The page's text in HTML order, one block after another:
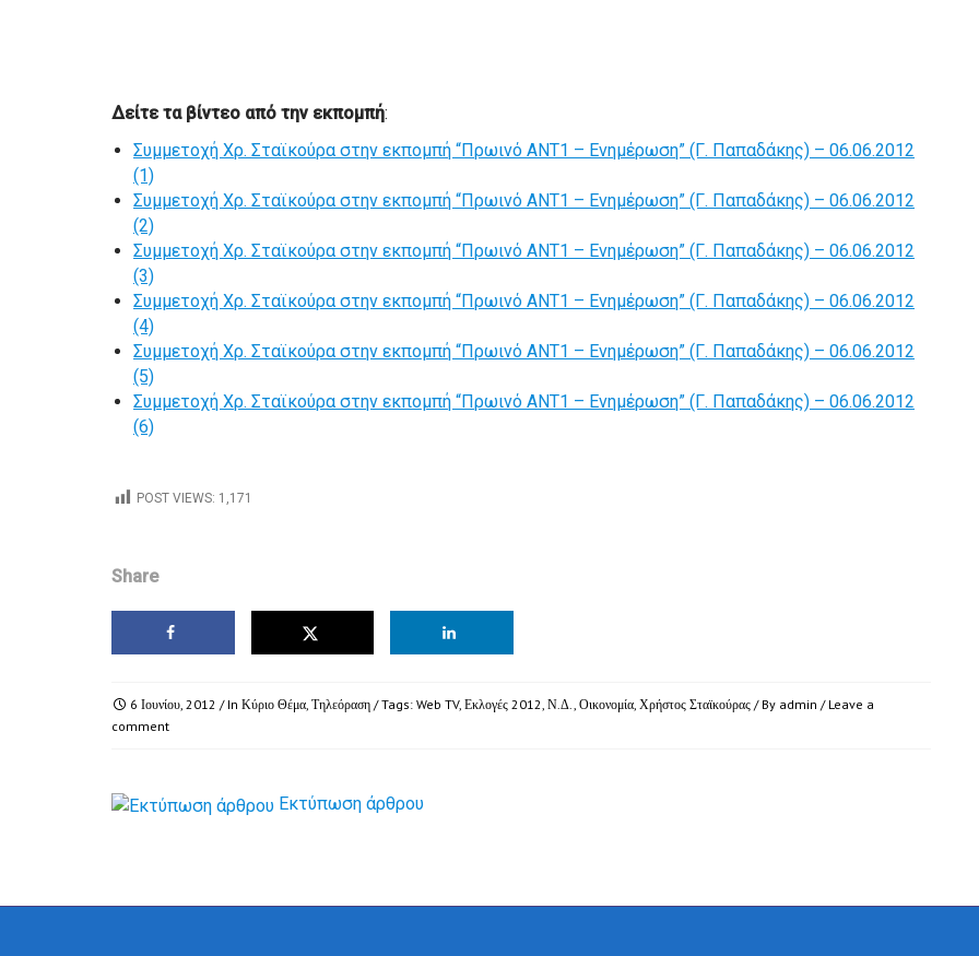
Δείτε τα βίντεο από την εκπομπή:
Συμμετοχή Χρ. Σταϊκούρα στην εκπομπή “Πρωινό ΑΝΤ1 – Ενημέρωση” (Γ. Παπαδάκης) – 06.06.2012
(1)
Συμμετοχή Χρ. Σταϊκούρα στην εκπομπή “Πρωινό ΑΝΤ1 – Ενημέρωση” (Γ. Παπαδάκης) – 06.06.2012
(2)
Συμμετοχή Χρ. Σταϊκούρα στην εκπομπή “Πρωινό ΑΝΤ1 – Ενημέρωση” (Γ. Παπαδάκης) – 06.06.2012
(3)
Συμμετοχή Χρ. Σταϊκούρα στην εκπομπή “Πρωινό ΑΝΤ1 – Ενημέρωση” (Γ. Παπαδάκης) – 06.06.2012
(4)
Συμμετοχή Χρ. Σταϊκούρα στην εκπομπή “Πρωινό ΑΝΤ1 – Ενημέρωση” (Γ. Παπαδάκης) – 06.06.2012
(5)
Συμμετοχή Χρ. Σταϊκούρα στην εκπομπή “Πρωινό ΑΝΤ1 – Ενημέρωση” (Γ. Παπαδάκης) – 06.06.2012
(6)
POST VIEWS: 1,171
Share
6 Ιουνίου, 2012 / In Κύριο Θέμα, Τηλεόραση / Tags: Web TV, Εκλογές 2012, Ν.Δ., Οικονομία, Χρήστος Σταϊκούρας / By admin / Leave a
comment
Εκτύπωση άρθρου